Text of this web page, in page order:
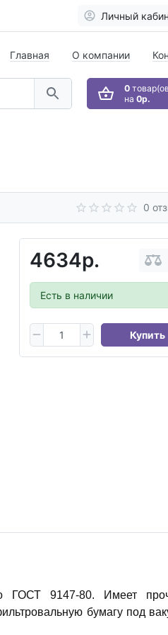
Личный
Главная О компании
0
на 0р.
0
4634р.
Есть в наличии
Купить
ГОСТ 9147-80. Имеет
бумагу под